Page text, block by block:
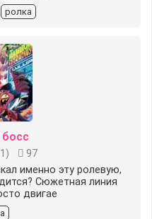
ролка
1 )
97
именно эту ролевую,
Сюжетная линия
двигае